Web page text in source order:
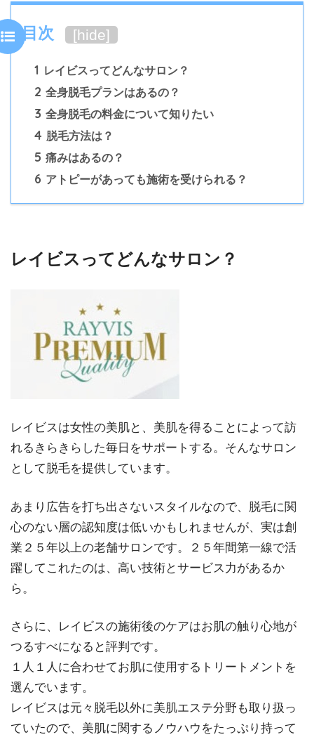
目次 [hide]
1 レイビスってどんなサロン？
2 全身脱毛プランはあるの？
3 全身脱毛の料金について知りたい
4 脱毛方法は？
5 痛みはあるの？
6 アトピーがあっても施術を受けられる？
レイビスってどんなサロン？
レイビスは女性の美肌と、美肌を得ることによって訪
れるきらきらした毎日をサポートする。そんなサロン
として脱毛を提供しています。
あまり広告を打ち出さないスタイルなので、脱毛に関
心のない層の認知度は低いかもしれませんが、実は創
業２５年以上の老舗サロンです。２５年間第一線で活
躍してこれたのは、高い技術とサービス力があるか
ら。
さらに、レイビスの施術後のケアはお肌の触り心地が
つるすべになると評判です。
１人１人に合わせてお肌に使用するトリートメントを
選んでいます。
レイビスは元々脱毛以外に美肌エステ分野も取り扱っ
ていたので、美肌に関するノウハウをたっぷり持って